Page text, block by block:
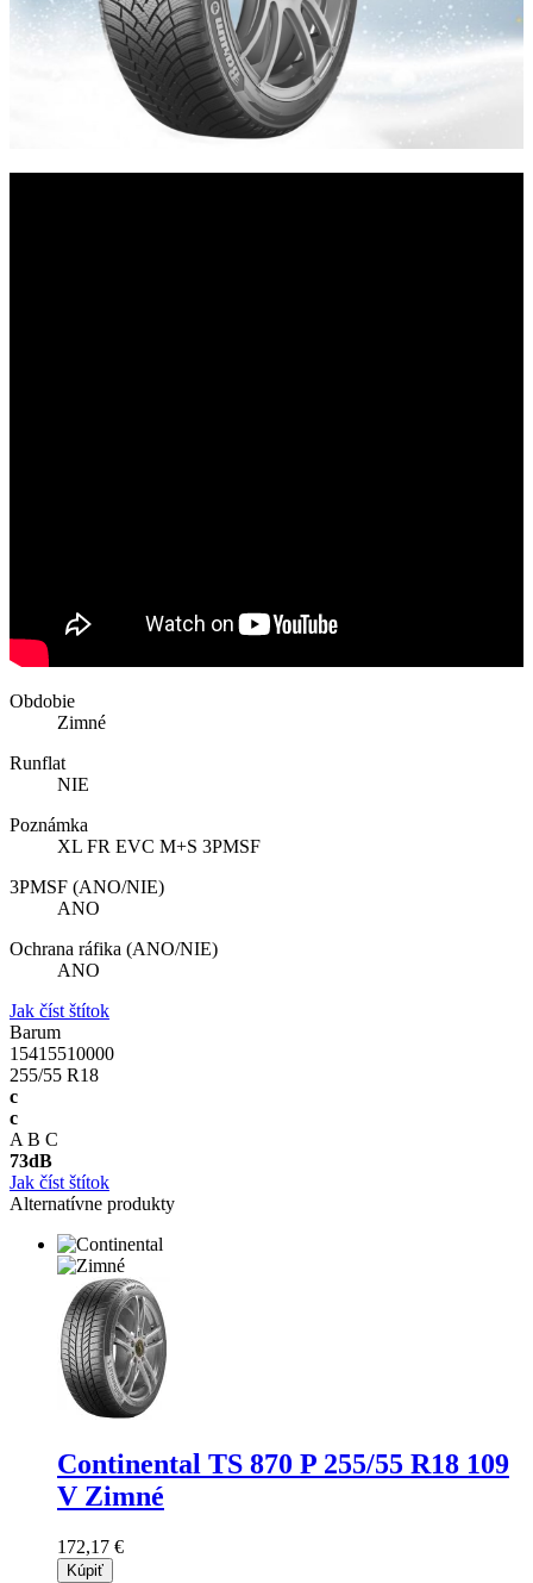
Obdobie
Zimné
Runflat
NIE
Poznámka
XL FR EVC M+S 3PMSF
3PMSF (ANO/NIE)
ANO
Ochrana ráfika (ANO/NIE)
ANO
Jak číst štítok
Barum
15415510000
255/55 R18
c
c
A B C
73dB
Jak číst štítok
Alternatívne produkty
Continental TS 870 P 255/55 R18 109
V Zimné
172,17 €
Kúpiť